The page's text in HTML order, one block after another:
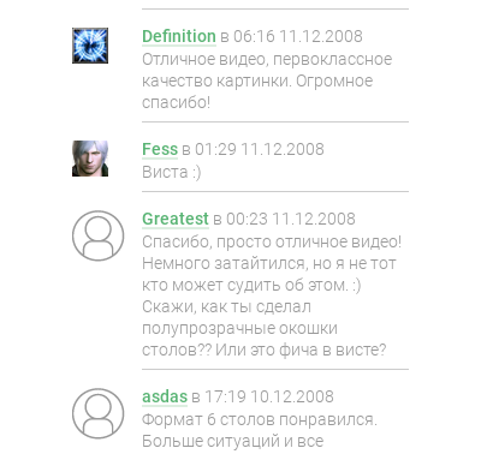
Definition в 06:16 11.12.2008
Отличное видео, первоклассное
качество картинки. Огромное
спасибо!
Fess в 01:29 11.12.2008
Виста :)
Greatest в 00:23 11.12.2008
Спасибо, просто отличное видео!
Немного затайтился, но я не тот
кто может судить об этом. :)
Скажи, как ты сделал
полупрозрачные окошки
столов?? Или это фича в висте?
asdas в 17:19 10.12.2008
Формат 6 столов понравился.
Больше ситуаций и все